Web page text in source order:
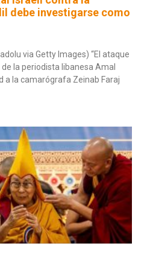
debe investigarse como
via Getty Images) “El ataque
la periodista libanesa Amal
a la camarógrafa Zeinab Faraj